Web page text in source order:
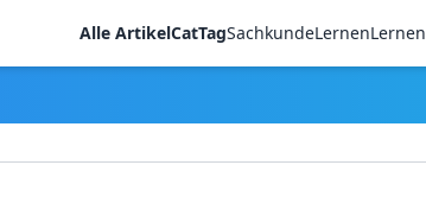
Alle ArtikelCatTagSachkundeLernenLernen